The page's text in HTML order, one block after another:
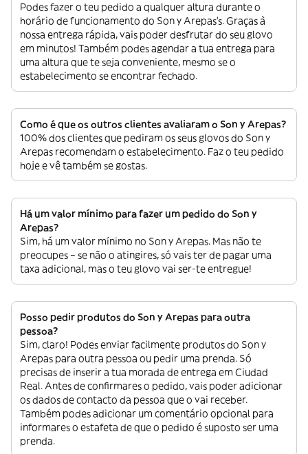
Podes fazer o teu pedido a qualquer altura durante o
horário de funcionamento do Son y Arepas’s. Graças à
nossa entrega rápida, vais poder desfrutar do seu glovo
em minutos! Também podes agendar a tua entrega para
uma altura que te seja conveniente, mesmo se o
estabelecimento se encontrar fechado.
Como é que os outros clientes avaliaram o Son y Arepas?
100% dos clientes que pediram os seus glovos do Son y
Arepas recomendam o estabelecimento. Faz o teu pedido
hoje e vê também se gostas.
Há um valor mínimo para fazer um pedido do Son y
Arepas?
Sim, há um valor mínimo no Son y Arepas. Mas não te
preocupes – se não o atingires, só vais ter de pagar uma
taxa adicional, mas o teu glovo vai ser-te entregue!
Posso pedir produtos do Son y Arepas para outra
pessoa?
Sim, claro! Podes enviar facilmente produtos do Son y
Arepas para outra pessoa ou pedir uma prenda. Só
precisas de inserir a tua morada de entrega em Ciudad
Real. Antes de confirmares o pedido, vais poder adicionar
os dados de contacto da pessoa que o vai receber.
Também podes adicionar um comentário opcional para
informares o estafeta de que o pedido é suposto ser uma
prenda.